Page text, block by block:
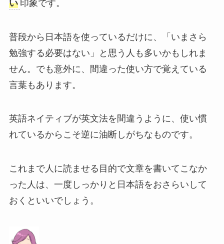
い 印象です。
普段から日本語を使っているだけに、「いまさら
勉強する必要はない」と思う人も多いかもしれま
せん。でも意外に、間違った使い方で覚えている
言葉もあります。
英語ネイティブが英文法を間違うように、使い慣
れているからこそ逆に油断しがちなものです。
これまで人に読ませる目的で文章を書いてこなか
った人は、一度しっかりと日本語をおさらいして
おくといいでしょう。